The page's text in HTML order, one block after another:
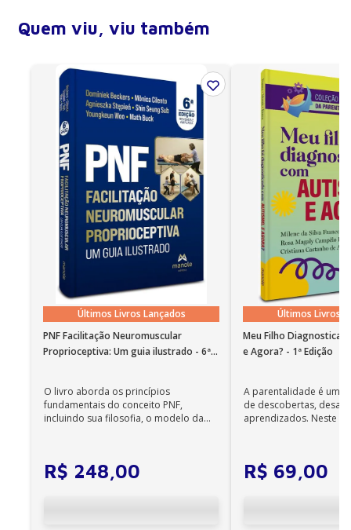
Quem viu, viu também
Últimos Livros Lançados
PNF Facilitação Neuromuscular
Proprioceptiva: Um guia ilustrado - 6ª
O livro aborda os princípios
fundamentais do conceito PNF,
incluindo sua filosofia, o modelo da
R$ 248,00
Últimos Livros
Meu Filho
e Agora? - 1ª Edição
A parentalidade é uma
de descobertas,
aprendizados. Neste
R$ 69,00